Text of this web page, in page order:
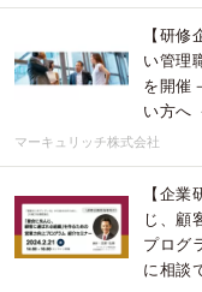
【研
い管理
を開催
い方へ
マーキュリッチ株式会社
【企
じ、顧
プログ
に相談